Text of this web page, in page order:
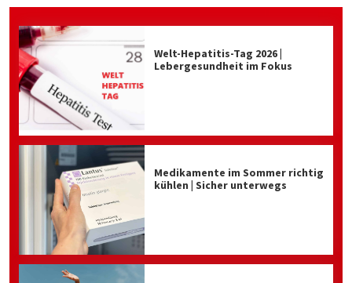
Welt-Hepatitis-Tag 2026 |
Lebergesundheit im Fokus
Medikamente im Sommer richtig
kühlen | Sicher unterwegs